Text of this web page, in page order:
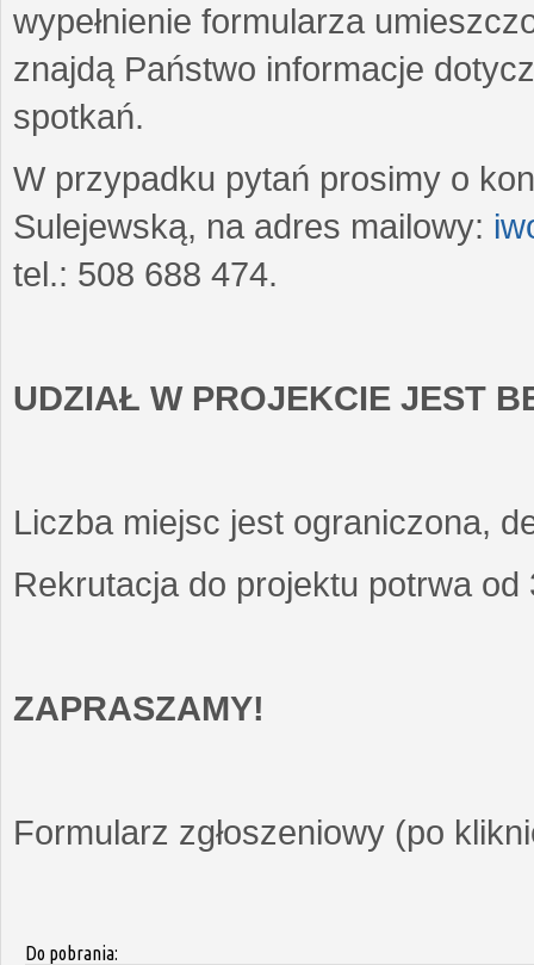
wypełnienie formularza
znajdą Państwo informacje
spotkań.
W przypadku pytań prosimy o
Sulejewską, na adres mailowy:
tel.: 508 688 474.
UDZIAŁ W PROJEKCIE JEST
Liczba miejsc jest ograniczona,
Rekrutacja do projektu potrwa
ZAPRASZAMY!
Formularz zgłoszeniowy (po
Do pobrania: